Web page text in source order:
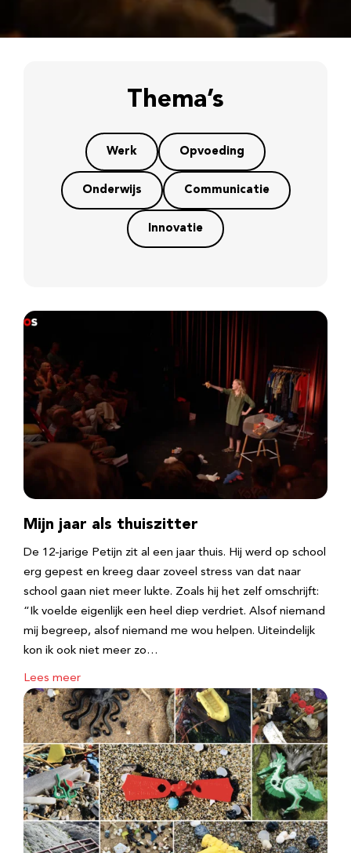
Thema’s
Werk Opvoeding
Onderwijs Communicatie
Innovatie
Mijn jaar als thuiszitter
De 12-jarige Petijn zit al een jaar thuis. Hij werd op school
erg gepest en kreeg daar zoveel stress van dat naar
school gaan niet meer lukte. Zoals hij het zelf omschrijft:
“Ik voelde eigenlijk een heel diep verdriet. Alsof niemand
mij begreep, alsof niemand me wou helpen. Uiteindelijk
kon ik ook niet meer zo…
Lees meer